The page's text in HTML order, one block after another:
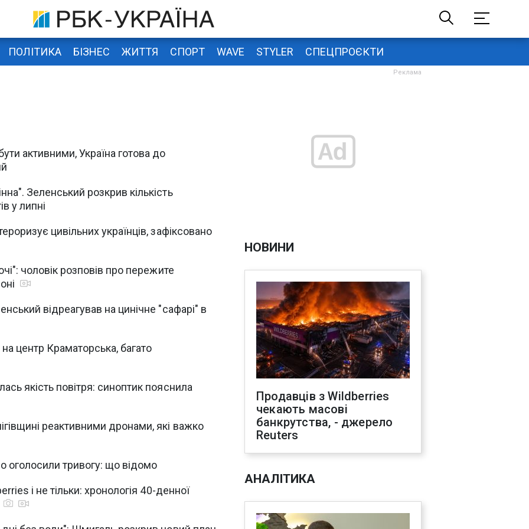
ПОЛІТИКА БІЗНЕС ЖИТТЯ СПОРТ WAVE STYLER СПЕЦПРОЄКТИ
активними, Україна готова до
Зеленський розкрив кількість
у липні
цивільних українців, зафіксовано
чоловік розповів про пережите
відреагував на цинічне "сафарі" в
центр Краматорська, багато
якість повітря: синоптик пояснила
реактивними дронами, які важко
оголосили тривогу: що відомо
і не тільки: хронологія 40-денної
НОВИНИ
Продавців з Wildberries
чекають масові
банкрутства, - джерело
Reuters
АНАЛІТИКА